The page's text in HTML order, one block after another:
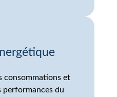
consommations et
performances du